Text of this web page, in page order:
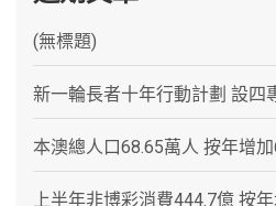
(無標題)
新一輪長者十年行動計劃 設四
本澳總人口68.65萬人 按年增
上半年非博彩消費444.7億 按